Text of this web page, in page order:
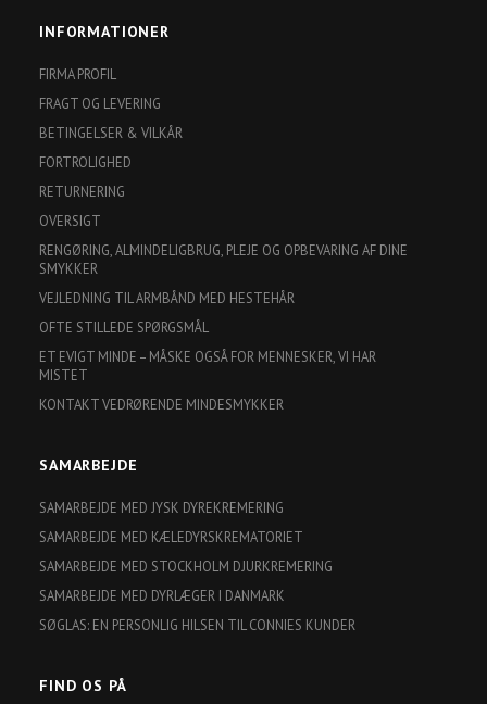
INFORMATIONER
FIRMA PROFIL
FRAGT OG LEVERING
BETINGELSER & VILKÅR
FORTROLIGHED
RETURNERING
OVERSIGT
RENGØRING, ALMINDELIGBRUG, PLEJE OG OPBEVARING AF DINE
SMYKKER
VEJLEDNING TIL ARMBÅND MED HESTEHÅR
OFTE STILLEDE SPØRGSMÅL
ET EVIGT MINDE – MÅSKE OGSÅ FOR MENNESKER, VI HAR
MISTET
KONTAKT VEDRØRENDE MINDESMYKKER
SAMARBEJDE
SAMARBEJDE MED JYSK DYREKREMERING
SAMARBEJDE MED KÆLEDYRSKREMATORIET
SAMARBEJDE MED STOCKHOLM DJURKREMERING
SAMARBEJDE MED DYRLÆGER I DANMARK
SØGLAS: EN PERSONLIG HILSEN TIL CONNIES KUNDER
FIND OS PÅ